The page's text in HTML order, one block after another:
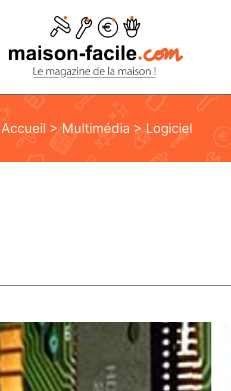
Accueil >Multimédia > Logiciel